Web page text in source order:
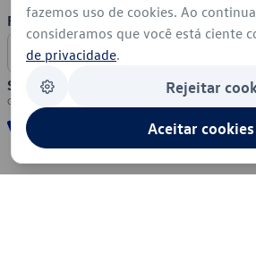
Formas de Pagamento
Segurança
fazemos uso de cookies. Ao
consideramos que você está ciente
de privacidade.
Rejeitar
Aceitar cookies